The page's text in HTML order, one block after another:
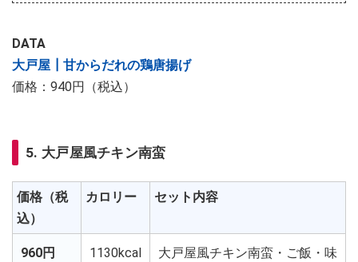
DATA
大戸屋┃甘からだれの鶏唐揚げ
価格：940円（税込）
5. 大戸屋風チキン南蛮
価格（税
込）
カロリー セット内容
960円 1130kcal
大戸屋風チキン南蛮・ご飯・味